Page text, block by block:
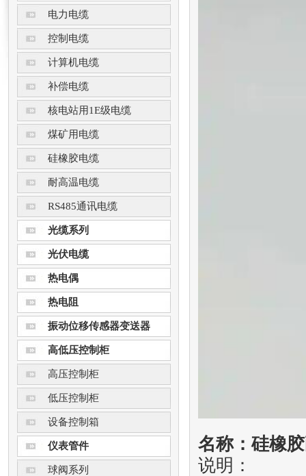
电力电缆
控制电缆
计算机电缆
补偿电缆
核电站用1E级电缆
煤矿用电缆
硅橡胶电缆
耐高温电缆
RS485通讯电缆
光缆系列
光伏电缆
热电偶
热电阻
振动位移传感器变送器
高低压控制柜
高压控制柜
低压控制柜
设备控制箱
仪表管件
球阀系列
名称：硅橡
说明：